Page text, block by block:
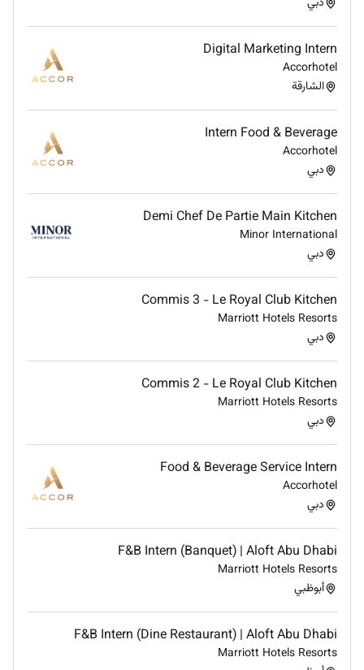
Digital Marketing Intern
Accorhotel
الشارقة
Intern Food & Beverage
Accorhotel
دبي
Demi Chef De Partie Main Kitchen
Minor International
دبي
Commis 3 - Le Royal Club Kitchen
Marriott Hotels Resorts
دبي
Commis 2 - Le Royal Club Kitchen
Marriott Hotels Resorts
دبي
Food & Beverage Service Intern
Accorhotel
دبي
F&B Intern (Banquet) | Aloft Abu Dhabi
Marriott Hotels Resorts
أبوظبي
F&B Intern (Dine Restaurant) | Aloft Abu Dhabi
Marriott Hotels Resorts